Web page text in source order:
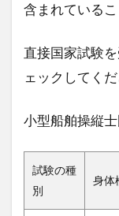
含まれているこ
直接国家試験
ェックしてくだ
小型船舶操縦
試験の種
別
身体